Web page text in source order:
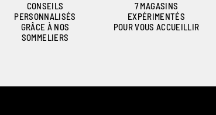
CONSEILS
PERSONNALISÉS
GRÂCE À NOS
SOMMELIERS
7 MAGASINS
EXPÉRIMENTÉS
POUR VOUS ACCUEILLIR